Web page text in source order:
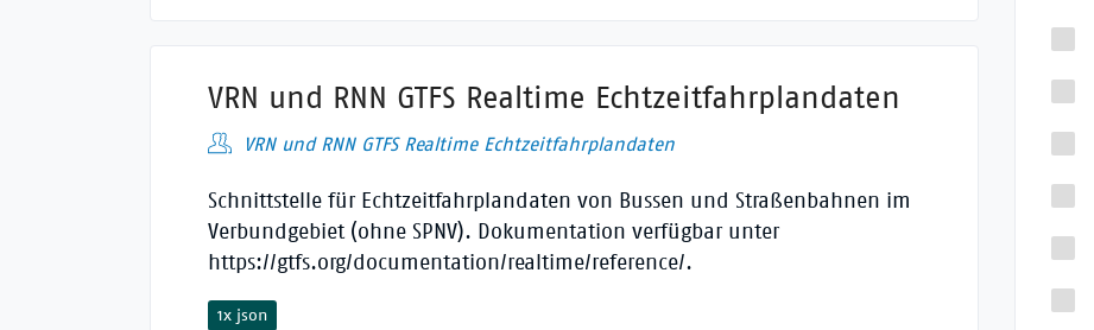
VRN und RNN GTFS Realtime Echtzeitfahrplandaten
VRN und RNN GTFS Realtime Echtzeitfahrplandaten
Schnittstelle für Echtzeitfahrplandaten von Bussen und Straßenbahnen im
Verbundgebiet (ohne SPNV). Dokumentation verfügbar unter
https://gtfs.org/documentation/realtime/reference/.
1x json